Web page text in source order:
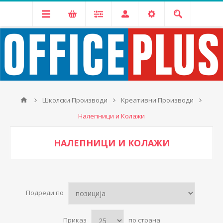
Школски Производи
Креативни Производи
Налепници и Колажи
НАЛЕПНИЦИ И КОЛАЖИ
Подреди по
Приказ по страна